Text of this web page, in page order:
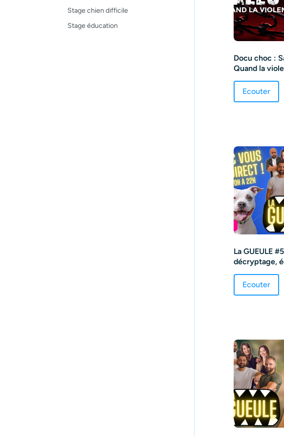
Stage chien difficile
Stage éducation
Docu choc :
Quand la
Ecouter
La GUEULE
décryptage,
Ecouter